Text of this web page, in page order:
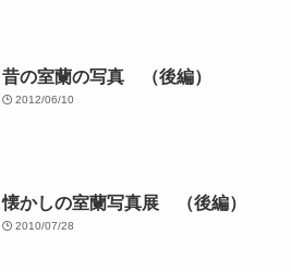
昔の室蘭の写真 （後編）
2012/06/10
懐かしの室蘭写真展 （後編）
2010/07/28